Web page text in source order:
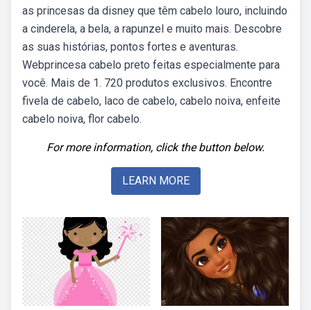
as princesas da disney que têm cabelo louro, incluindo
a cinderela, a bela, a rapunzel e muito mais. Descobre
as suas histórias, pontos fortes e aventuras.
Webprincesa cabelo preto feitas especialmente para
você. Mais de 1. 720 produtos exclusivos. Encontre
fivela de cabelo, laco de cabelo, cabelo noiva, enfeite
cabelo noiva, flor cabelo.
For more information, click the button below.
LEARN MORE